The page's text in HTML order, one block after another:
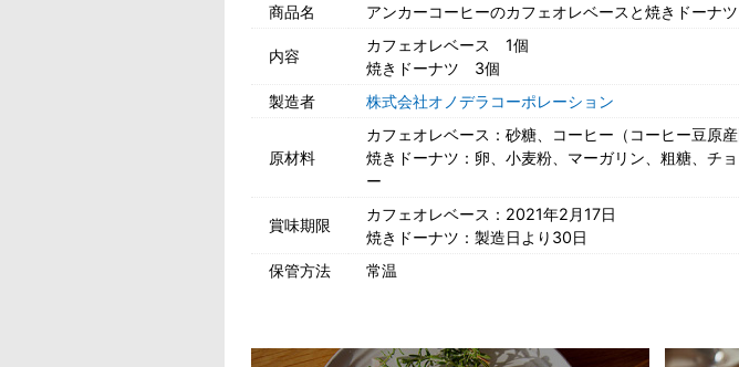
商品名 アンカーコーヒーのカフェオレベースと焼きドーナツ
内容
カフェオレベース 1個
焼きドーナツ 3個
製造者
株式会社オノデラコーポレーション
原材料
カフェオレベース：砂糖、コーヒー（コーヒー豆原
焼きドーナツ：卵、小麦粉、マーガリン、粗糖、チ
ー
賞味期限
カフェオレベース：2021年2月17日
焼きドーナツ：製造日より30日
保管方法
常温